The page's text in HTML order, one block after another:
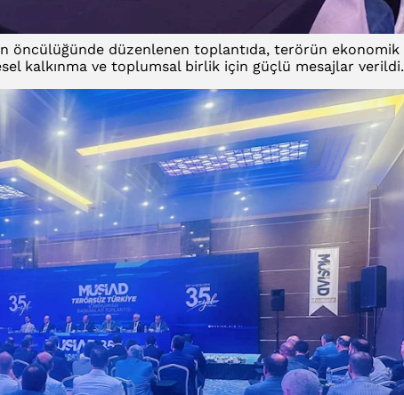
öncülüğünde düzenlenen toplantıda, terörün ekonomik
kalkınma ve toplumsal birlik için güçlü mesajlar verildi.